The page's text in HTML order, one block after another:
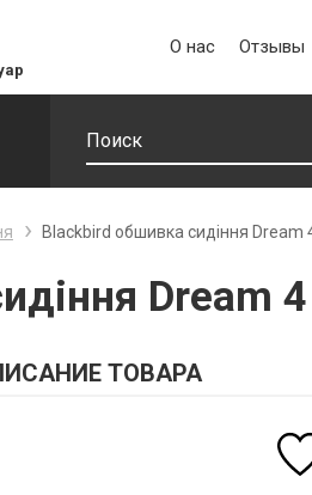
О нас Отзывы
Blackbird обшивка сидіння
Dream
ТОВАРА